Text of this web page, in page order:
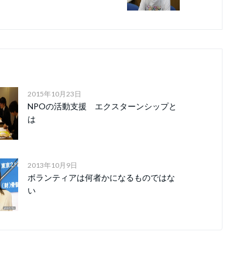
2015年10月23日
NPOの活動支援 エクスターンシップと
は
2013年10月9日
ボランティアは何者かになるものではな
い